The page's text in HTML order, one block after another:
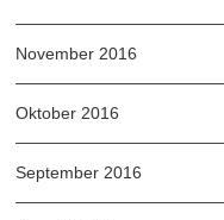
November 2016
Oktober 2016
September 2016